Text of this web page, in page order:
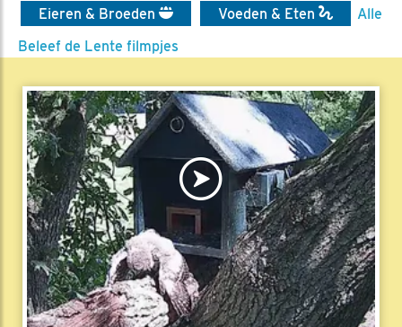
Eieren & Broeden
Voeden & Eten
Alle
Beleef de Lente filmpjes